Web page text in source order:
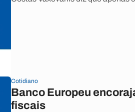
Cotidiano
Banco Europeu
fiscais